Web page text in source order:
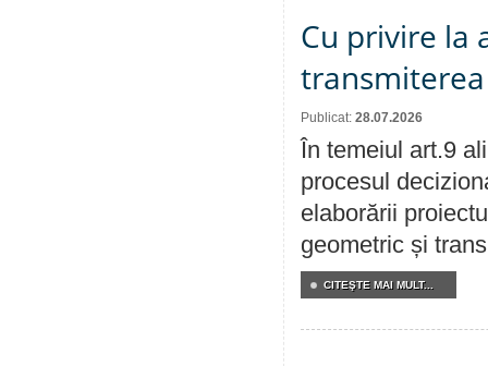
Cu privire la
Publicat: 28.07.2026
În temeiul art.9
procesul
elaborării
geometric și
CITEŞTE MAI MULT...